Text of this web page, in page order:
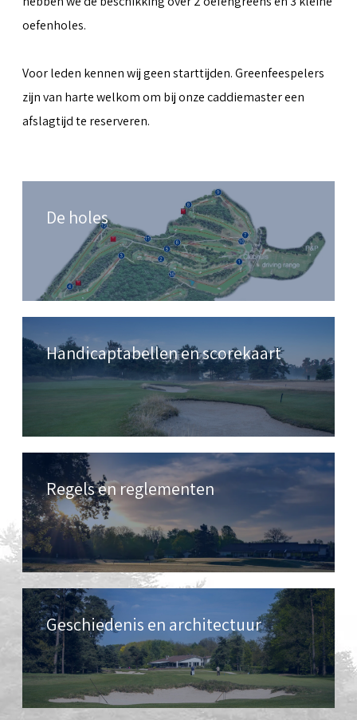
oefenholes.
Voor leden kennen wij geen starttijden. Greenfeespelers
zijn van harte welkom om bij onze caddiemaster een
afslagtijd te reserveren.
De holes
Handicaptabellen en scorekaart
Regels en reglementen
Geschiedenis en architectuur